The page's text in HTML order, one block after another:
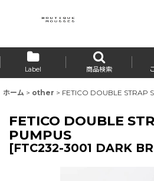
Label 商品検索
ホーム > other > FETICO DOUBLE STRAP
FETICO DOUBLE
PUMPUS
[FTC232-3001 DARK